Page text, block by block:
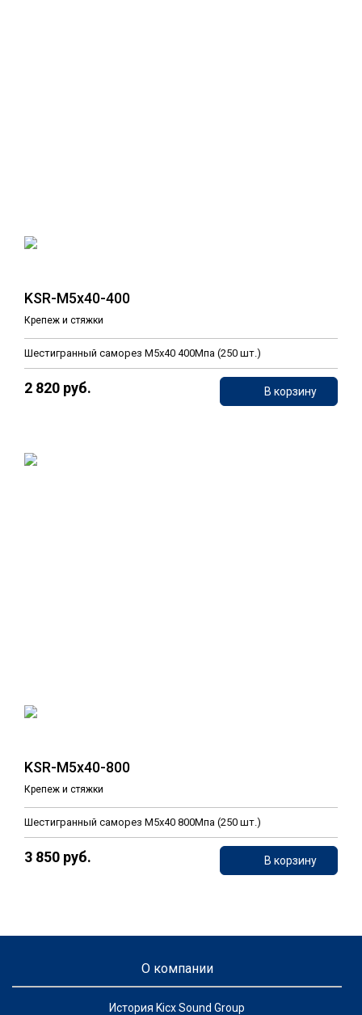
KSR-M5x40-400
Крепеж и стяжки
Шестигранный саморез М5х40 400Мпа (250 шт.)
2 820 руб. В корзину
KSR-M5x40-800
Крепеж и стяжки
Шестигранный саморез М5х40 800Мпа (250 шт.)
3 850 руб. В корзину
О компании
История Kicx Sound Group